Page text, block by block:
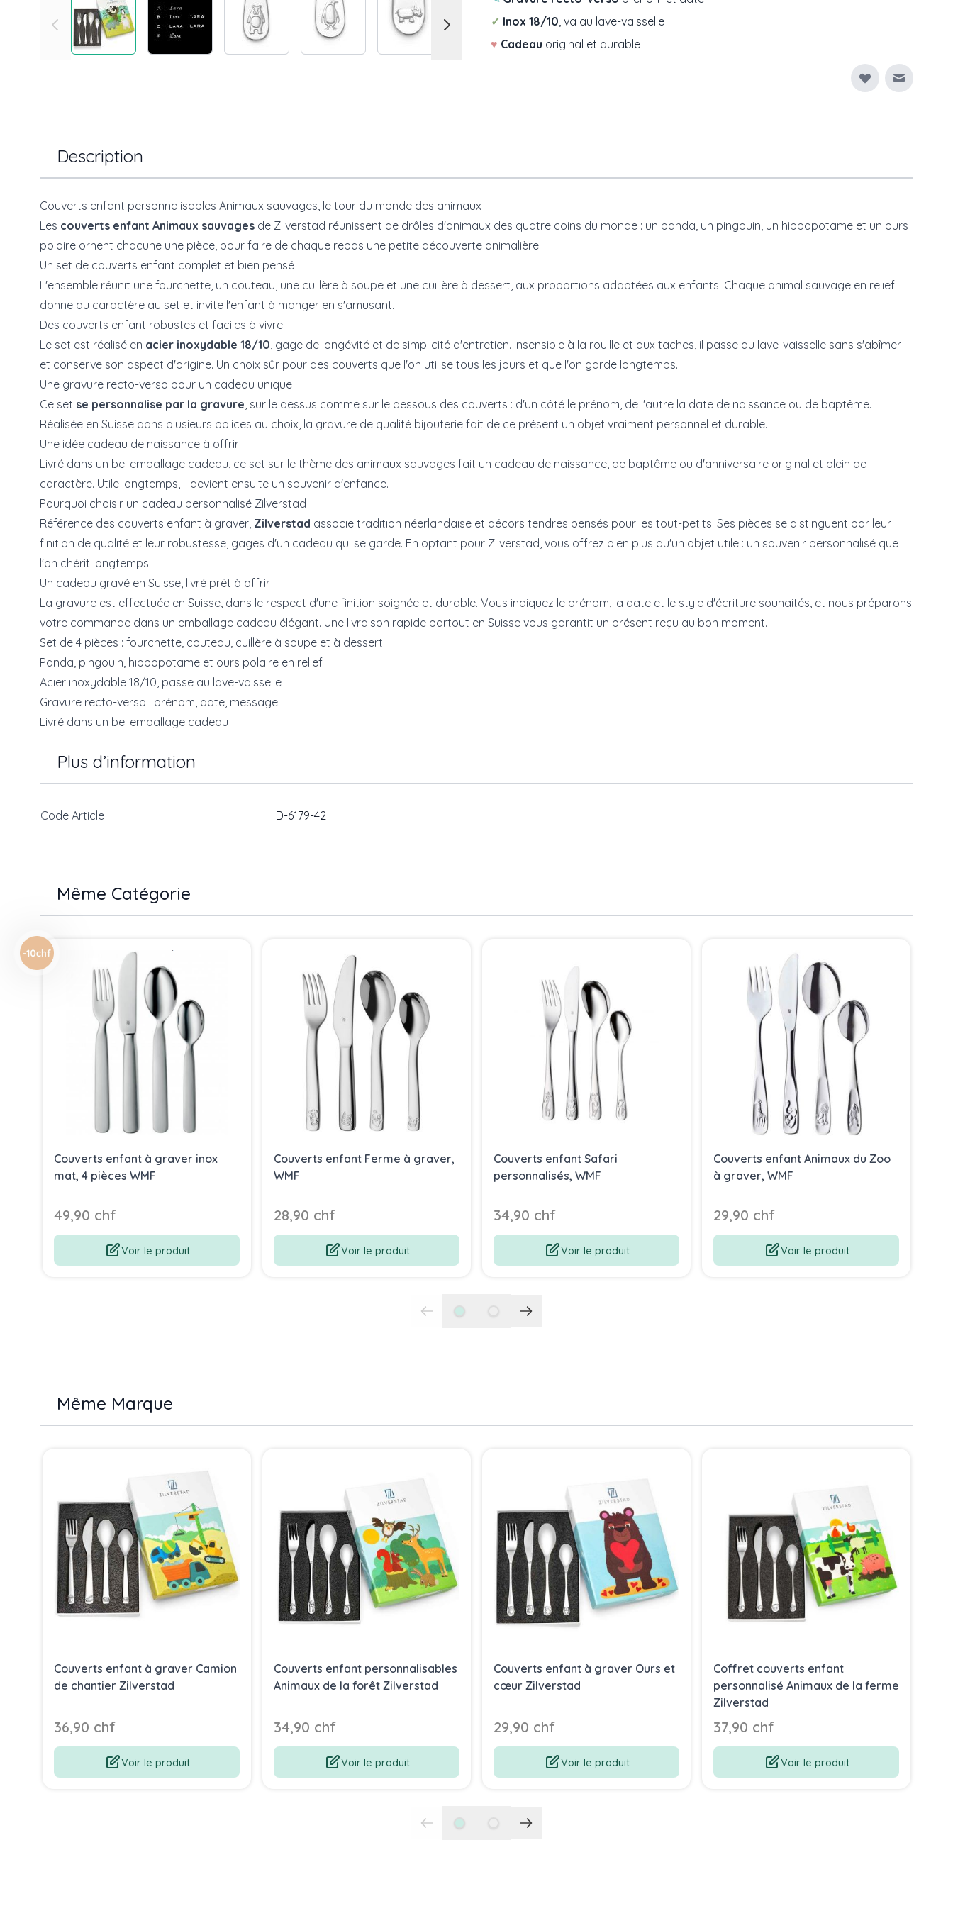
✓ Inox 18/10, va au lave-vaisselle
♥ Cadeau original et durable
Envoyer
Description
Couverts enfant personnalisables Animaux sauvages, le tour du monde des animaux
Les couverts enfant Animaux sauvages de Zilverstad réunissent de drôles d'animaux des quatre coins du monde : un panda, un pingouin, un hippopotame et un ours
polaire ornent chacune une pièce, pour faire de chaque repas une petite découverte animalière.
Un set de couverts enfant complet et bien pensé
L'ensemble réunit une fourchette, un couteau, une cuillère à soupe et une cuillère à dessert, aux proportions adaptées aux enfants. Chaque animal sauvage en relief
donne du caractère au set et invite l'enfant à manger en s'amusant.
Des couverts enfant robustes et faciles à vivre
Le set est réalisé en acier inoxydable 18/10, gage de longévité et de simplicité d'entretien. Insensible à la rouille et aux taches, il passe au lave-vaisselle sans s'abîmer
et conserve son aspect d'origine. Un choix sûr pour des couverts que l'on utilise tous les jours et que l'on garde longtemps.
Une gravure recto-verso pour un cadeau unique
Ce set se personnalise par la gravure, sur le dessus comme sur le dessous des couverts : d'un côté le prénom, de l'autre la date de naissance ou de baptême.
Réalisée en Suisse dans plusieurs polices au choix, la gravure de qualité bijouterie fait de ce présent un objet vraiment personnel et durable.
Une idée cadeau de naissance à offrir
Livré dans un bel emballage cadeau, ce set sur le thème des animaux sauvages fait un cadeau de naissance, de baptême ou d'anniversaire original et plein de
caractère. Utile longtemps, il devient ensuite un souvenir d'enfance.
Pourquoi choisir un cadeau personnalisé Zilverstad
Référence des couverts enfant à graver, Zilverstad associe tradition néerlandaise et décors tendres pensés pour les tout-petits. Ses pièces se distinguent par leur
finition de qualité et leur robustesse, gages d'un cadeau qui se garde. En optant pour Zilverstad, vous offrez bien plus qu'un objet utile : un souvenir personnalisé que
l'on chérit longtemps.
Un cadeau gravé en Suisse, livré prêt à offrir
La gravure est effectuée en Suisse, dans le respect d'une finition soignée et durable. Vous indiquez le prénom, la date et le style d'écriture souhaités, et nous préparons
votre commande dans un emballage cadeau élégant. Une livraison rapide partout en Suisse vous garantit un présent reçu au bon moment.
Set de 4 pièces : fourchette, couteau, cuillère à soupe et à dessert
Panda, pingouin, hippopotame et ours polaire en relief
Acier inoxydable 18/10, passe au lave-vaisselle
Gravure recto-verso : prénom, date, message
Livré dans un bel emballage cadeau
Plus d’information
Code Article D-6179-42
Même Catégorie
Press to skip carousel
Couverts enfant à graver inox
mat, 4 pièces WMF
49,90 chf
Voir le produit
Couverts enfant Ferme à graver,
WMF
28,90 chf
Voir le produit
Couverts enfant Safari
personnalisés, WMF
34,90 chf
Voir le produit
Couverts enfant Animaux du Zoo
à graver, WMF
29,90 chf
Voir le produit
Même Marque
Couverts enfant à graver Camion
de chantier Zilverstad
36,90 chf
Voir le produit
Couverts enfant personnalisables
Animaux de la forêt Zilverstad
34,90 chf
Voir le produit
Couverts enfant à graver Ours et
cœur Zilverstad
29,90 chf
Voir le produit
Coffret couverts enfant
personnalisé Animaux de la ferme
Zilverstad
37,90 chf
Voir le produit